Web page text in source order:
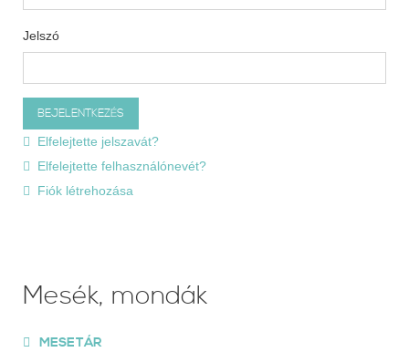
Jelszó
Elfelejtette jelszavát?
Elfelejtette felhasználónevét?
Fiók létrehozása
Mesék, mondák
MESETÁR